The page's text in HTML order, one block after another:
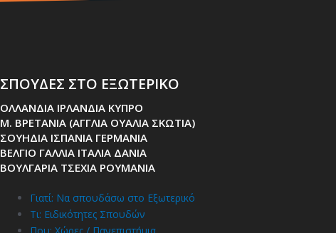
ΣΠΟΥΔΕΣ ΣΤΟ ΕΞΩΤΕΡΙΚΟ
ΟΛΛΑΝΔΙΑ ΙΡΛΑΝΔΙΑ ΚΥΠΡΟ
Μ. ΒΡΕΤΑΝΙΑ (ΑΓΓΛΙΑ ΟΥΑΛΙΑ ΣΚΩΤΙΑ)
ΣΟΥΗΔΙΑ ΙΣΠΑΝΙΑ ΓΕΡΜΑΝΙΑ
ΒΕΛΓΙΟ ΓΑΛΛΙΑ ΙΤΑΛΙΑ ΔΑΝΙΑ
ΒΟΥΛΓΑΡΙΑ ΤΣΕΧΙΑ ΡΟΥΜΑΝΙΑ
Γιατί: Nα σπουδάσω στο Εξωτερικό
Τι: Ειδικότητες Σπουδών
Που: Χώρες / Πανεπιστήμια